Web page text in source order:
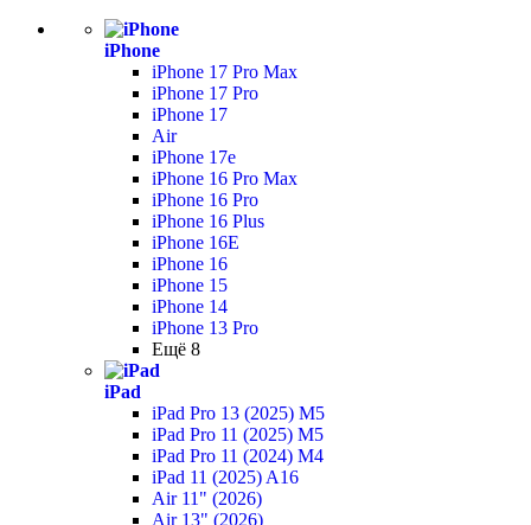
iPhone
iPhone 17 Pro Max
iPhone 17 Pro
iPhone 17
Air
iPhone 17e
iPhone 16 Pro Max
iPhone 16 Pro
iPhone 16 Plus
iPhone 16E
iPhone 16
iPhone 15
iPhone 14
iPhone 13 Pro
Ещё 8
iPad
iPad Pro 13 (2025) M5
iPad Pro 11 (2025) M5
iPad Pro 11 (2024) M4
iPad 11 (2025) A16
Air 11" (2026)
Air 13" (2026)